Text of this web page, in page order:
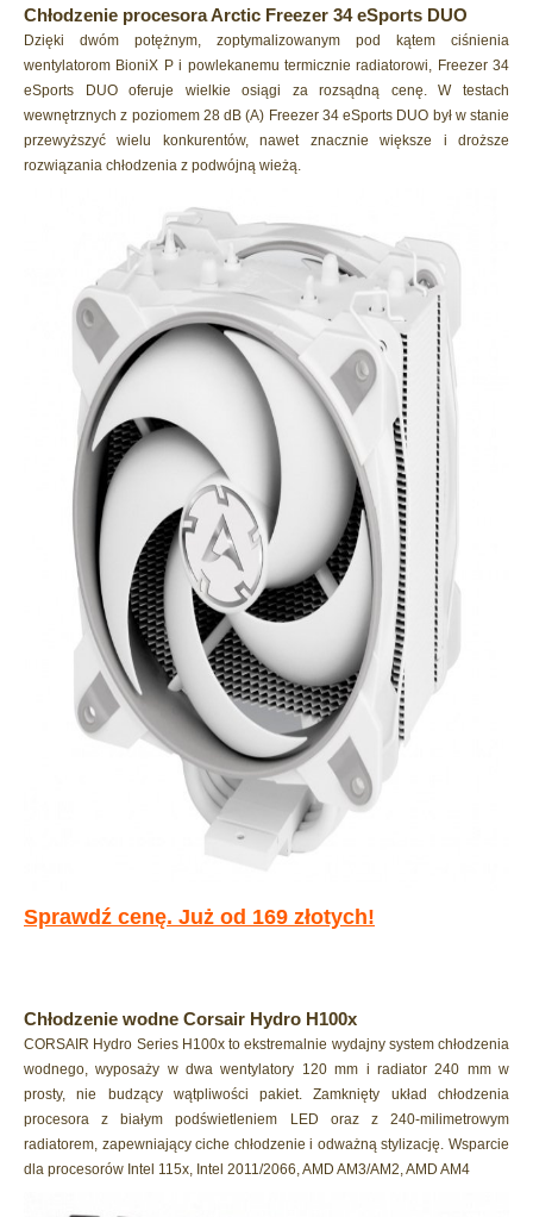
Chłodzenie procesora Arctic Freezer 34 eSports DUO
Dzięki dwóm potężnym, zoptymalizowanym pod kątem ciśnienia
wentylatorom BioniX P i powlekanemu termicznie radiatorowi, Freezer 34
eSports DUO oferuje wielkie osiągi za rozsądną cenę. W testach
wewnętrznych z poziomem 28 dB (A) Freezer 34 eSports DUO był w stanie
przewyższyć wielu konkurentów, nawet znacznie większe i droższe
rozwiązania chłodzenia z podwójną wieżą.
Sprawdź cenę. Już od 169 złotych!
Chłodzenie wodne Corsair Hydro H100x
CORSAIR Hydro Series H100x to ekstremalnie wydajny system chłodzenia
wodnego, wyposaży w dwa wentylatory 120 mm i radiator 240 mm w
prosty, nie budzący wątpliwości pakiet. Zamknięty układ chłodzenia
procesora z białym podświetleniem LED oraz z 240-milimetrowym
radiatorem, zapewniający ciche chłodzenie i odważną stylizację. Wsparcie
dla procesorów Intel 115x, Intel 2011/2066, AMD AM3/AM2, AMD AM4